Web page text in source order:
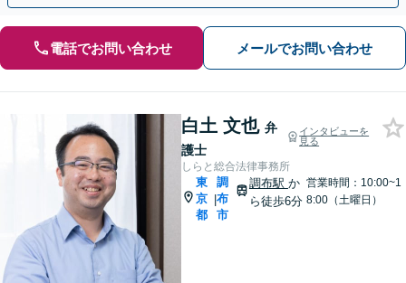
電話でお問い合わせ メールでお問い合わせ
白土 文也 弁
護士
インタビューを
見る
しらと総合法律事務所
東
京
都
|
調
布
市
調布駅 か
ら徒歩6分
営業時間：10:00~1
8:00（土曜日）